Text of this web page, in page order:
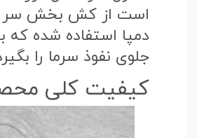
است از کش بخش سر
دمپا استفاده شده که
جلوی نفوذ سرما را
کیفیت کلی